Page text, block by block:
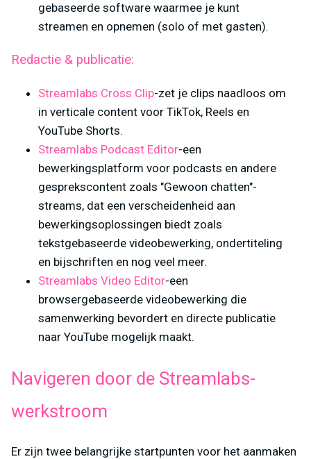
gebaseerde software waarmee je kunt
streamen en opnemen (solo of met gasten).
Redactie & publicatie:
Streamlabs Cross Clip-zet je clips naadloos om
in verticale content voor TikTok, Reels en
YouTube Shorts.
Streamlabs Podcast Editor-een
bewerkingsplatform voor podcasts en andere
gesprekscontent zoals "Gewoon chatten"-
streams, dat een verscheidenheid aan
bewerkingsoplossingen biedt zoals
tekstgebaseerde videobewerking, ondertiteling
en bijschriften en nog veel meer.
Streamlabs Video Editor-een
browsergebaseerde videobewerking die
samenwerking bevordert en directe publicatie
naar YouTube mogelijk maakt.
Navigeren door de Streamlabs-
werkstroom
Er zijn twee belangrijke startpunten voor het aanmaken